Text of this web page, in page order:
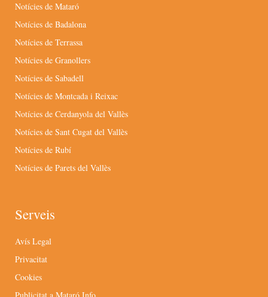
Notícies de Mataró
Notícies de Badalona
Notícies de Terrassa
Notícies de Granollers
Notícies de Sabadell
Notícies de Montcada i Reixac
Notícies de Cerdanyola del Vallès
Notícies de Sant Cugat del Vallès
Notícies de Rubí
Notícies de Parets del Vallès
Serveis
Avís Legal
Privacitat
Cookies